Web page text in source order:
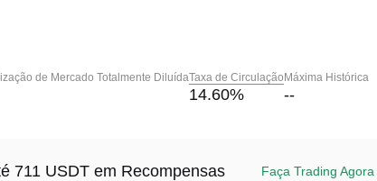
de Mercado Totalmente DiluídaTaxa de Circulação
14.60%
Máxima Histórica
--
711 USDT em Recompensas Faça Trading Agora